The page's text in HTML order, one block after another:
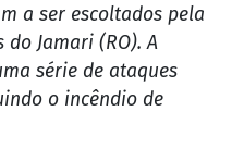
a ser escoltados pela
Jamari (RO). A
série de ataques
o incêndio de